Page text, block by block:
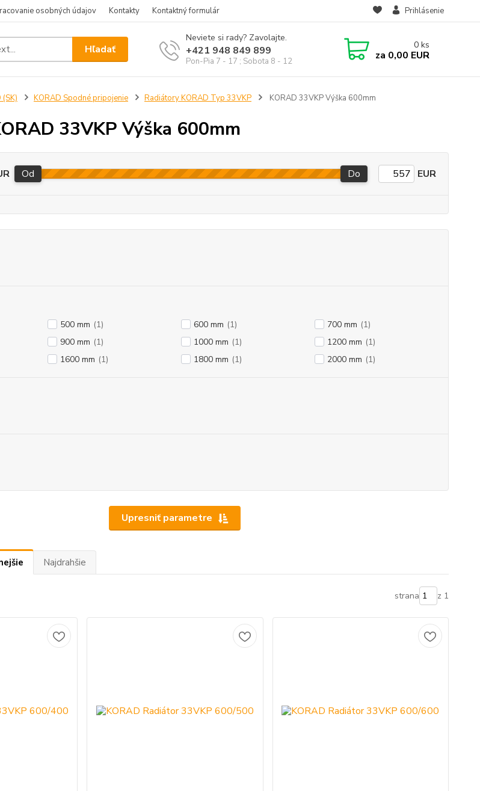
osobných údajov Kontakty Kontaktný formulár Prihlásenie
Hľadať
Neviete si rady? Zavolajte.
+421 948 849 899
Pon-Pia 7 - 17 ; Sobota 8 - 12
0 ks
za 0,00 EUR
KORAD Spodné pripojenie Radiátory KORAD Typ 33VKP KORAD 33VKP Výška 600mm
33VKP Výška 600mm
Upresniť parametre
Od Do EUR
500 mm (1) 600 mm (1) 700 mm (1)
900 mm (1) 1000 mm (1) 1200 mm (1)
1600 mm (1) 1800 mm (1) 2000 mm (1)
Najdrahšie
strana z 1